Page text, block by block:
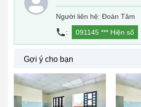
Người liên hệ: Đoàn Tâm
:
091145 *** Hiện số
Gợi ý cho bạn